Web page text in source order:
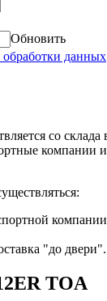
Обновить
данных
со
компании
"до двери".
TOA